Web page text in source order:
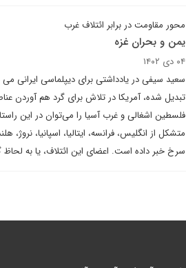
محور مقاومت در برابر ائتلاف غرب
یمن و بحران غزه
۰۴ دی ۱۴۰۲
سعید سیفی در یادداشتی برای دیپلماسی ایرانی
تبدیل شده، آمریکا در تلاش برای گرد هم آوردن
فلسطین اشغالی و غرب آسیا را می‌توان در این
متشکل از انگلیس، فرانسه، ایتالیا، اسپانیا،
سرخ خبر داده است. اعضای این ائتلاف، یا به